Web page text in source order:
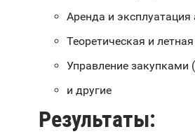
Аренда и
Теоретическая и
Управление закупками
и другие
Результаты: